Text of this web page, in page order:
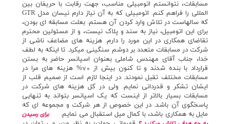
مسابقات، نتوانستم اتومبيلي مناسب، جهت رقابت با حريفان بين
المللي را فراهم کنم. اتومبيلي که به آن نياز دارم نيسان مدل GTR
که سالهاست در تلاش وارد کردن آن هستم. بعلت مسابقه اي بودن،
براي اين اتومبيل، نياز به سند و پلاک نيست، و از مسئولين محترم
تقاضاي همكاري در اين مورد را دارم. هزينه هاي مضاعف ناشي از
شركت در مسابقات متعدد بر دوشم سنگيني ميكرد. تا اينکه به لطف
خدا، جناب آقاي مهندس شاملي بعنوان اسپانسر حاضر به بستن
قرارداد با بنده شدند و تا کنون بيش از 70% هزينه هاي مرا در
مسابقات مختلف تقبل نمودند. در اينجا لازم است از صميم قلب از
ايشان تشکر و قدرداني نمايم. ولي در کل هزينه هاي شرکت در
مسابقات بسيار بالاتر از اينست که يک اسپانسر بتواند به تنهايي
پاسخگوي آن باشد. در اين خصوص از هر شرکت و مجموعه اي که
مايل به همکاري باشد، با کمال ميل استقبال مي نمايم.
براي رسيدن